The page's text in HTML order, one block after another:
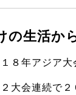
の生活か
８年アジア大
大会連続で